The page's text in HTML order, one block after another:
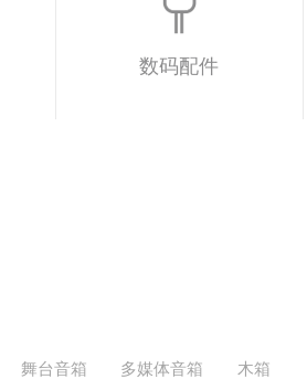
数码配件
舞台音箱 多媒体音箱 木箱